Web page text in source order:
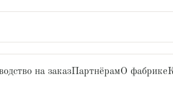
на заказПартнёрамО фабрике